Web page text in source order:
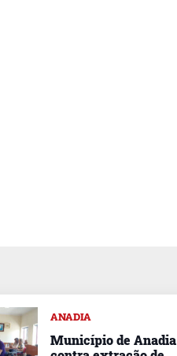
ANADIA
Município de Anadia